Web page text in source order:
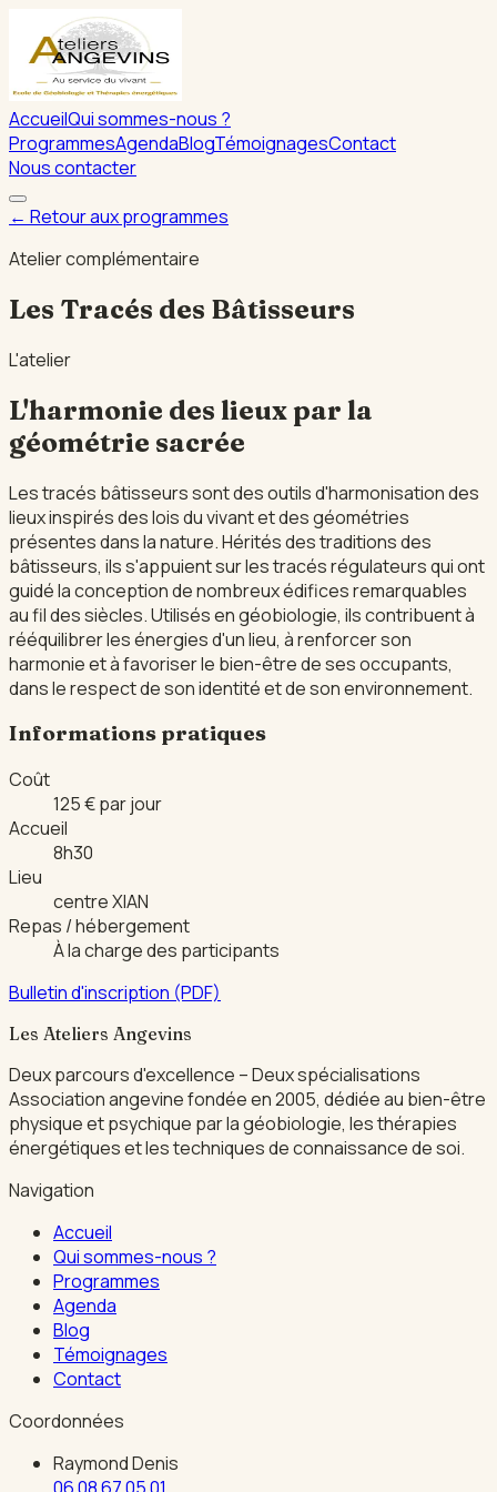
AccueilQui sommes-nous ?
ProgrammesAgendaBlogTémoignagesContact
Nous contacter
← Retour aux programmes
Atelier complémentaire
Les Tracés des Bâtisseurs
L'atelier
L'harmonie des lieux par la
géométrie sacrée
Les tracés bâtisseurs sont des outils d'harmonisation des
lieux inspirés des lois du vivant et des géométries
présentes dans la nature. Hérités des traditions des
bâtisseurs, ils s'appuient sur les tracés régulateurs qui ont
guidé la conception de nombreux édifices remarquables
au fil des siècles. Utilisés en géobiologie, ils contribuent à
rééquilibrer les énergies d'un lieu, à renforcer son
harmonie et à favoriser le bien-être de ses occupants,
dans le respect de son identité et de son environnement.
Informations pratiques
Coût
125 € par jour
Accueil
8h30
Lieu
centre XIAN
Repas / hébergement
À la charge des participants
Bulletin d'inscription (PDF)
Les Ateliers Angevins
Deux parcours d'excellence – Deux spécialisations
Association angevine fondée en 2005, dédiée au bien-être
physique et psychique par la géobiologie, les thérapies
énergétiques et les techniques de connaissance de soi.
Navigation
Accueil
Qui sommes-nous ?
Programmes
Agenda
Blog
Témoignages
Contact
Coordonnées
Raymond Denis